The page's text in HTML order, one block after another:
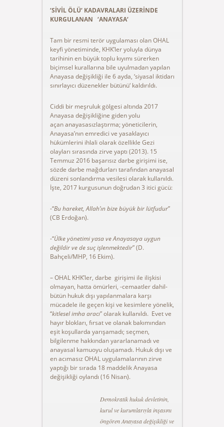
‘SİVİL ÖLÜ‘ KADAVRALARI ÜZERİNDE
KURGULANAN ‘ANAYASA‘
Tam bir resmi terör uygulaması olan OHAL
keyfi yönetiminde, KHK’ler yoluyla dünya
tarihinin en büyük toplu kıyımı sürerken
biçimsel kurallarına bile uyulmadan yapılan
Anayasa değişikliği ile 6 ayda, ‘siyasal iktidarı
sınırlayıcı düzenekler bütünü‘ kaldırıldı.
Ciddi bir meşruluk gölgesi altında 2017
Anayasa değişikliğine giden yolu
açan anayasasızlaştırma; yöneticilerin,
Anayasa’nın emredici ve yasaklayıcı
hükümlerini ihlali olarak özellikle Gezi
olayları sırasında zirve yaptı (2013). 15
Temmuz 2016 başarısız darbe girişimi ise,
sözde darbe mağdurları tarafından anayasal
düzeni sonlandırma vesilesi olarak kullanıldı.
İşte, 2017 kurgusunun doğrudan 3 itici gücü:
-“Bu hareket, Allah’ın bize büyük bir lütfudur”
(CB Erdoğan).
-“Ülke yönetimi yasa ve Anayasaya uygun
değildir ve de suç işlenmektedir” (D.
Bahçeli/MHP, 16 Ekim).
– OHAL KHK’ler, darbe girişimi ile ilişkisi
olmayan, hatta ömürleri, -cemaatler dahil-
bütün hukuk dışı yapılanmalara karşı
mücadele ile geçen kişi ve kesimlere yönelik,
“kitlesel imha aracı” olarak kullanıldı. Evet ve
hayır blokları, fırsat ve olanak bakımından
eşit koşullarda yarışamadı; seçmen,
bilgilenme hakkından yararlanamadı ve
anayasal kamuoyu oluşamadı. Hukuk dışı ve
en acımasız OHAL uygulamalarının zirve
yaptığı bir sırada 18 maddelik Anayasa
değişikliği oylandı (16 Nisan).
Demokratik hukuk devletinin,
kurul ve kurumlarıyla inşasını
öngören Anayasa değişikliği ve